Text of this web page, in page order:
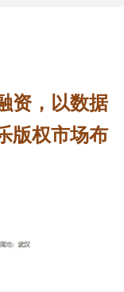
资，以数据
版权市场布